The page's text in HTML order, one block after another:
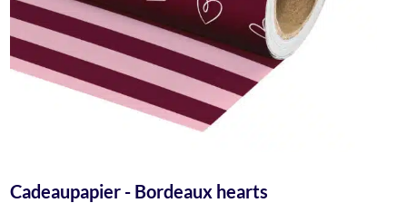
Cadeaupapier - Bordeaux hearts